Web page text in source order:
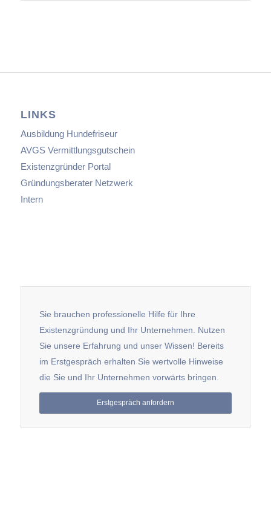
LINKS
Ausbildung Hundefriseur
AVGS Vermittlungsgutschein
Existenzgründer Portal
Gründungsberater Netzwerk
Intern
Sie brauchen professionelle Hilfe für Ihre
Existenzgründung und Ihr Unternehmen. Nutzen
Sie unsere Erfahrung und unser Wissen! Bereits
im Erstgespräch erhalten Sie wertvolle Hinweise
die Sie und Ihr Unternehmen vorwärts bringen.
Erstgespräch anfordern